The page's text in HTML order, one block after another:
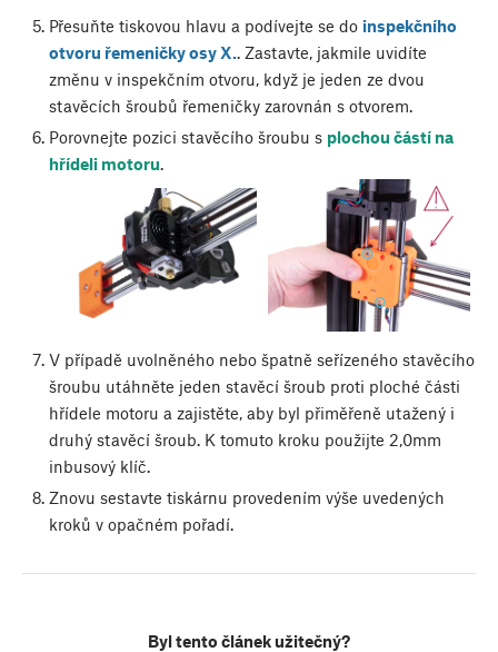
Přesuňte tiskovou hlavu a podívejte se do inspekčního
otvoru řemeničky osy X.. Zastavte, jakmile uvidíte
změnu v inspekčním otvoru, když je jeden ze dvou
stavěcích šroubů řemeničky zarovnán s otvorem.
Porovnejte pozici stavěcího šroubu s plochou částí na
hřídeli motoru.
V případě uvolněného nebo špatně seřízeného stavěcího
šroubu utáhněte jeden stavěcí šroub proti ploché části
hřídele motoru a zajistěte, aby byl přiměřeně utažený i
druhý stavěcí šroub. K tomuto kroku použijte 2,0mm
inbusový klíč.
Znovu sestavte tiskárnu provedením výše uvedených
kroků v opačném pořadí.
Byl tento článek užitečný?